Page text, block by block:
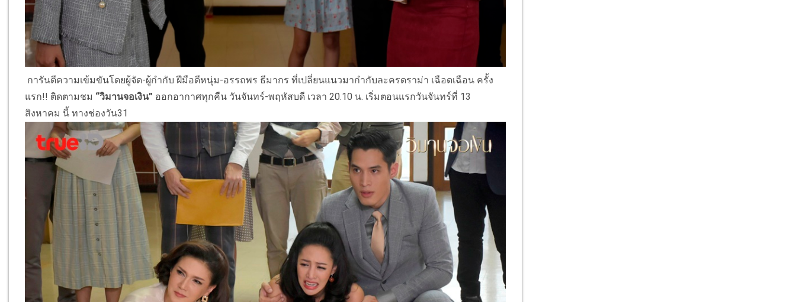
การันตีความเข้มขันโดยผู้จัด-ผู้กำกับ ฝีมือดีหนุ่ม-อรรถพร ธีมากร ที่เปลี่ยนแนวมากำกับละครดราม่า เฉือดเฉือน ครั้ง
แรก!! ติดตามชม “วิมานจอเงิน” ออกอากาศทุกคืน วันจันทร์-พฤหัสบดี เวลา 20.10 น. เริ่มตอนแรกวันจันทร์ที่ 13
สิงหาคม นี้ ทางช่องวัน31